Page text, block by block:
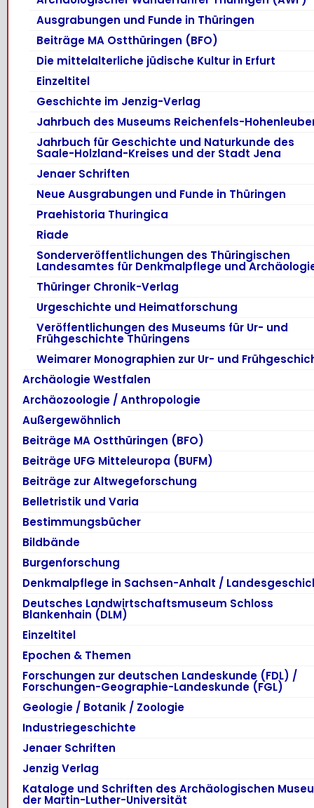
Ausgrabungen und Funde in Thüringen
Beiträge MA Ostthüringen (BFO)
Die mittelalterliche jüdische Kultur in Erfurt
Einzeltitel
Geschichte im Jenzig-Verlag
Jahrbuch des Museums Reichenfels-
Jahrbuch für Geschichte und Naturkunde des
Saale-Holzland-Kreises und der Stadt Jena
Jenaer Schriften
Neue Ausgrabungen und Funde in Thüringen
Praehistoria Thuringica
Riade
Sonderveröffentlichungen des Thüringischen
Landesamtes für Denkmalpflege und
Thüringer Chronik-Verlag
Urgeschichte und Heimatforschung
Veröffentlichungen des Museums für Ur- und
Frühgeschichte Thüringens
Weimarer Monographien zur Ur- und
Archäologie Westfalen
Archäozoologie / Anthropologie
Außergewöhnlich
Beiträge MA Ostthüringen (BFO)
Beiträge UFG Mitteleuropa (BUFM)
Beiträge zur Altwegeforschung
Belletristik und Varia
Bestimmungsbücher
Bildbände
Burgenforschung
Denkmalpflege in Sachsen-Anhalt /
Deutsches Landwirtschaftsmuseum Schloss
Blankenhain (DLM)
Einzeltitel
Epochen & Themen
Forschungen zur deutschen Landeskunde (FDL) /
Forschungen-Geographie-Landeskunde (FGL)
Geologie / Botanik / Zoologie
Industriegeschichte
Jenaer Schriften
Jenzig Verlag
Kataloge und Schriften des Archäologischen
der Martin-Luther-Universität